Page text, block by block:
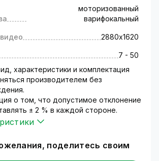
эффективного контроля Вашей
Модель имеет высокий рейтинг
надежную работу на
моторизованный
варифокальный
2880х1620
7 - 50
характеристики и комплектация
производителем без
о том, что допустимое отклонение
± 2 % в каждой стороне.
поделитесь своим